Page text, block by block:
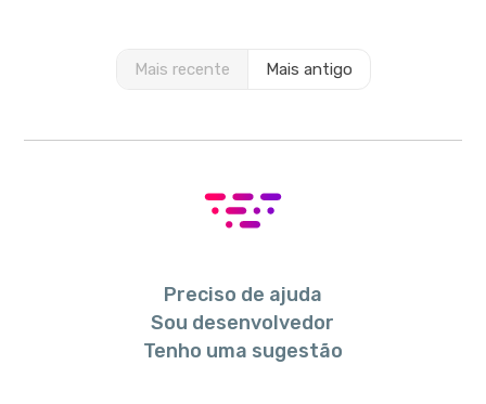
Mais recente Mais antigo
Preciso de ajuda
Sou desenvolvedor
Tenho uma sugestão